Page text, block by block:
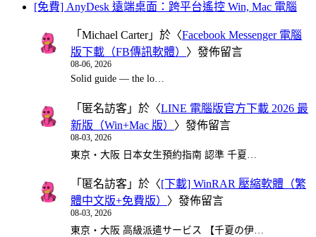
[免費] AnyDesk 遠端桌面：跨平台遙控 Win, Mac 電腦
「 Michael Carter」於〈Facebook Messenger 電腦
版下載（FB傳訊軟體） 〉發佈留言
08-06, 2026
Solid guide — the lo…
「 匿名訪客 」於〈LINE 電腦版官方下載 2026 最
新版（Win+Mac 版） 〉發佈留言
08-03, 2026
東京・大阪 日本女生預約指南 認準 千夏…
「 匿名訪客 」於〈[下載] WinRAR 壓縮軟體（繁
體中文版+免費版） 〉發佈留言
08-03, 2026
東京・大阪 高級派遣サービス 【千夏の伊…